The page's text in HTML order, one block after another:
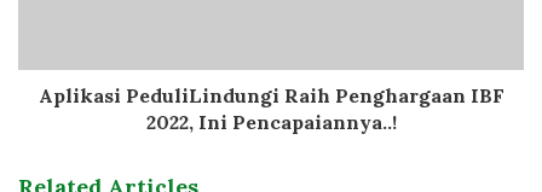
Aplikasi PeduliLindungi Raih Penghargaan IBF
2022, Ini Pencapaiannya..!
Related Articles